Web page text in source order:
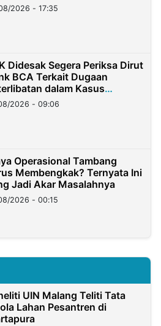
2026 - 17:35
Didesak Segera Periksa Dirut
BCA Terkait Dugaan
dalam Kasus
Dana Nasabah Rp2,58
2026 - 09:06
Operasional Tambang
Membengkak? Ternyata Ini
Jadi Akar Masalahnya
2026 - 00:15
UIN Malang Teliti Tata
Lahan Pesantren di